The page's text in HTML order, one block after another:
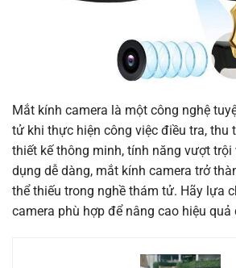
Mắt kính camera là một công nghệ
tử khi thực hiện công việc điều tra, thu
thiết kế thông minh, tính năng vượt
dụng dễ dàng, mắt kính camera trở
thể thiếu trong nghề thám tử. Hãy lựa
camera phù hợp để nâng cao hiệu quả